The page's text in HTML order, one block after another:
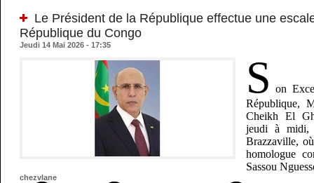
Le Président de la République effectue une
République du Congo
Jeudi 14 Mai 2026 - 17:35
S
on
République,
Cheikh El
jeudi à midi,
Brazzaville,
homologue
Sassou
chezvlane